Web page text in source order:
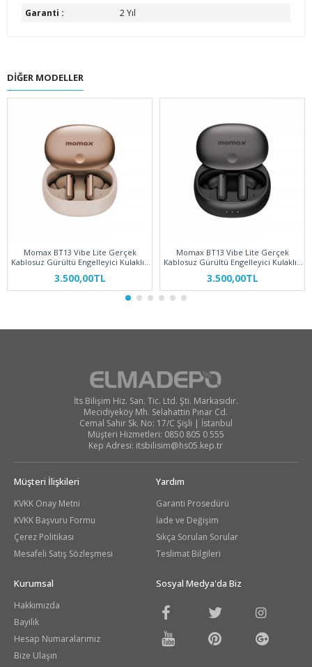
Garanti :
2 Yıl
DIĞER MODELLER
Momax BT13 Vibe Lite Gerçek
Kablosuz Gürültü Engelleyici Kulaklık
3.500,00TL
Momax BT13 Vibe Lite Gerçek
Kablosuz Gürültü Engelleyici Kulaklık
3.500,00TL
İts Bilişim Hiz. San. Tic. Ltd. Şti. Markasıdır.
Mecidiyeköy Mh. Selahattin Pınar Cd.
Cemal Sahir Sk. No: 17/C Şişli | İstanbul
Müşteri Hizmetleri: 0850 805 0 555
Kep Adresi: itsbilisim@hs05.kep.tr
Müşteri İlişkileri
KVKK Onay Metni
KVKK Başvuru Formu
Çerez Politikası
Mesafeli Satış Sözleşmesi
Yardım
Garanti Prosedürü
İade ve Değişim
Sıkça Sorulan Sorular
Teslimat Bilgileri
Kurumsal
Hakkımızda
Bayilik
Hesap Numaralarımız
Bize Ulaşın
Sosyal Medya'da Biz